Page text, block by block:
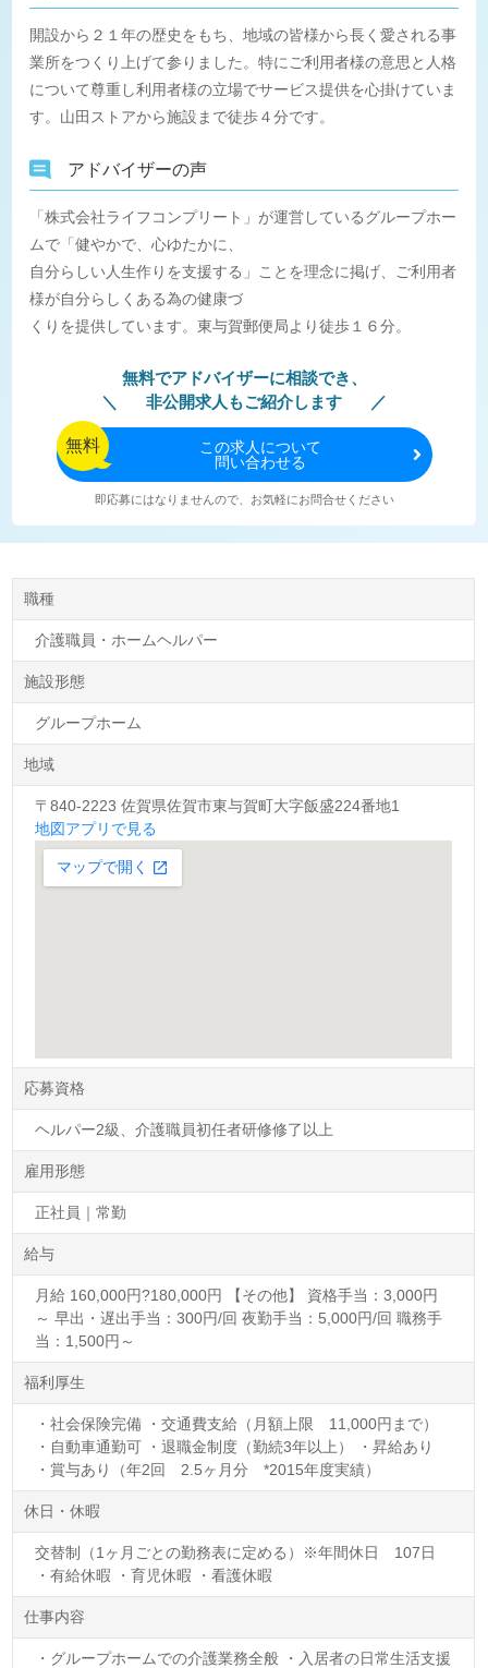
開設から２１年の歴史をもち、地域の皆様から長く愛される事
業所をつくり上げて参りました。特にご利用者様の意思と人格
について尊重し利用者様の立場でサービス提供を心掛けていま
す。山田ストアから施設まで徒歩４分です。
アドバイザーの声
「株式会社ライフコンプリート」が運営しているグループホー
ムで「健やかで、心ゆたかに、
自分らしい人生作りを支援する」ことを理念に掲げ、ご利用者
様が自分らしくある為の健康づ
くりを提供しています。東与賀郵便局より徒歩１６分。
無料でアドバイザーに相談でき、
非公開求人もご紹介します
無料 この求人について
問い合わせる
即応募にはなりませんので、お気軽にお問合せください
職種
介護職員・ホームヘルパー
施設形態
グループホーム
地域
〒840-2223 佐賀県佐賀市東与賀町大字飯盛224番地1
地図アプリで見る
応募資格
ヘルパー2級、介護職員初任者研修修了以上
雇用形態
正社員｜常勤
給与
月給 160,000円?180,000円 【その他】 資格手当：3,000円
～ 早出・遅出手当：300円/回 夜勤手当：5,000円/回 職務手
当：1,500円～
福利厚生
・社会保険完備 ・交通費支給（月額上限 11,000円まで）
・自動車通勤可 ・退職金制度（勤続3年以上） ・昇給あり
・賞与あり（年2回 2.5ヶ月分 *2015年度実績）
休日・休暇
交替制（1ヶ月ごとの勤務表に定める）※年間休日 107日
・有給休暇 ・育児休暇 ・看護休暇
仕事内容
・グループホームでの介護業務全般 ・入居者の日常生活支援